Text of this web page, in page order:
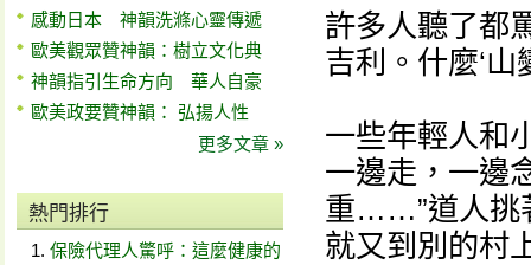
感動日本 神韻洗滌心靈傳遞
歐美觀眾贊神韻：樹立文化典
神韻指引生命方向 華人自豪
歐美政要贊神韻： 弘揚人性
更多文章 »
熱門排行
保險代理人驚呼：這麼健康的
許多人聽了都
吉利。什麼‘山
一些年輕人和
一邊走，一邊
重……”道人挑
就又到別的村